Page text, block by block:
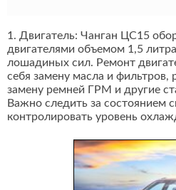
1. Двигатель: Чанган ЦС15
двигателями объемом 1,5
лошадиных сил. Ремонт
себя замену масла и фильтров,
замену ремней ГРМ и другие
Важно следить за состоянием
контролировать уровень